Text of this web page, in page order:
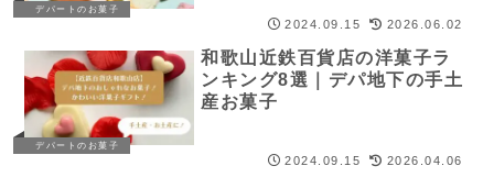
デパートのお菓子
2024.09.15 2026.06.02
デパートのお菓子
和歌山近鉄百貨店の洋菓子ラ
ンキング8選｜デパ地下の手土
産お菓子
2024.09.15 2026.04.06